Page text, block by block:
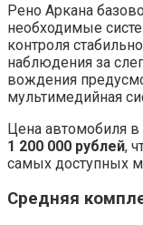
Рено Аркана
необходимые
контроля
наблюдения за
вождения
мультимедийная
Цена автомобиля в
1 200 000 рублей,
самых доступных
Средняя